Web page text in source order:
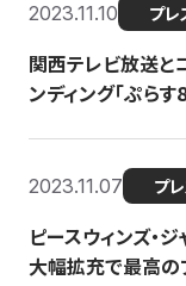
2023.11.10 プレ
関西テレビ放送と
ンディング「ぷら
2023.11.07 プ
ピースウィンズ・
大幅拡充で最高の